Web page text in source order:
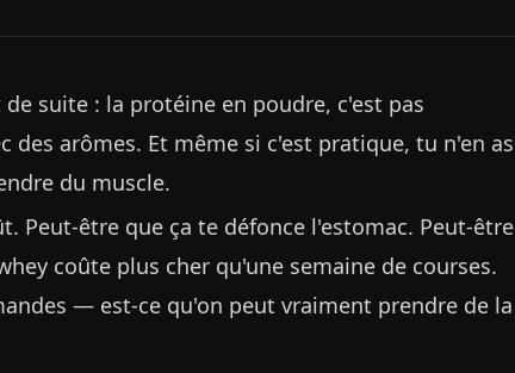
suite : la protéine en poudre, c'est pas
des arômes. Et même si c'est pratique, tu n'en as
du muscle.
Peut-être que ça te défonce l'estomac. Peut-être
coûte plus cher qu'une semaine de courses.
— est-ce qu'on peut vraiment prendre de la